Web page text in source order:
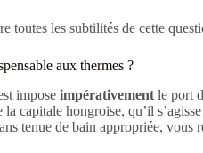
toutes les subtilités de cette
aux thermes ?
impose impérativement le port
capitale hongroise, qu’il
tenue de bain appropriée, vous